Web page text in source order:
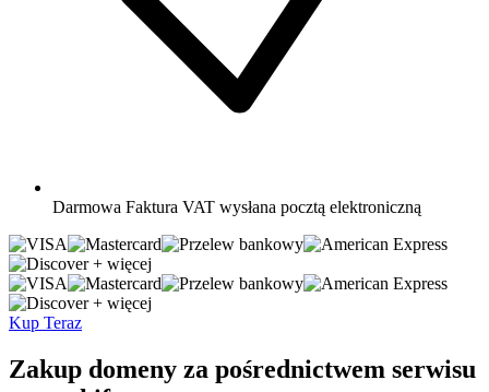
Darmowa Faktura VAT wysłana pocztą elektroniczną
+ więcej
+ więcej
Kup Teraz
Zakup domeny za pośrednictwem serwisu